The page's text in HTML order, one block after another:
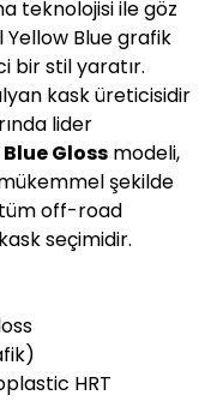
teknolojisi ile göz
Yellow Blue grafik
bir stil yaratır.
kask üreticisidir
lider
Gloss modeli,
şekilde
tüm off-road
seçimidir.
HRT